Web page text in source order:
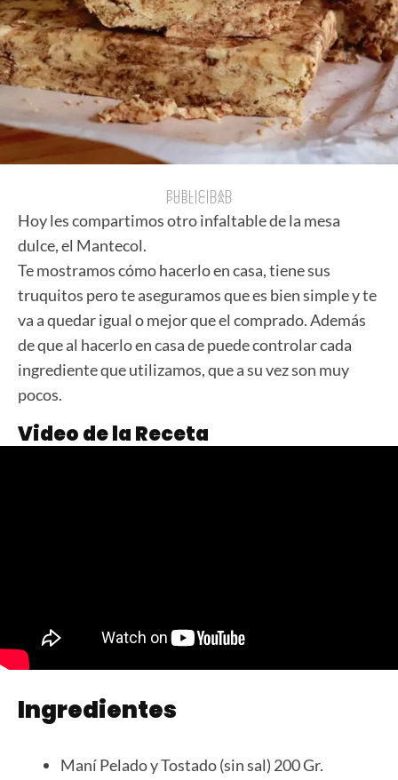
PUBLICIDAD
PUBLICIDAD
Hoy les compartimos otro infaltable de la mesa
dulce, el Mantecol.
Te mostramos cómo hacerlo en casa, tiene sus
truquitos pero te aseguramos que es bien simple y te
va a quedar igual o mejor que el comprado. Además
de que al hacerlo en casa de puede controlar cada
ingrediente que utilizamos, que a su vez son muy
pocos.
Video de la Receta
Ingredientes
Maní Pelado y Tostado (sin sal) 200 Gr.